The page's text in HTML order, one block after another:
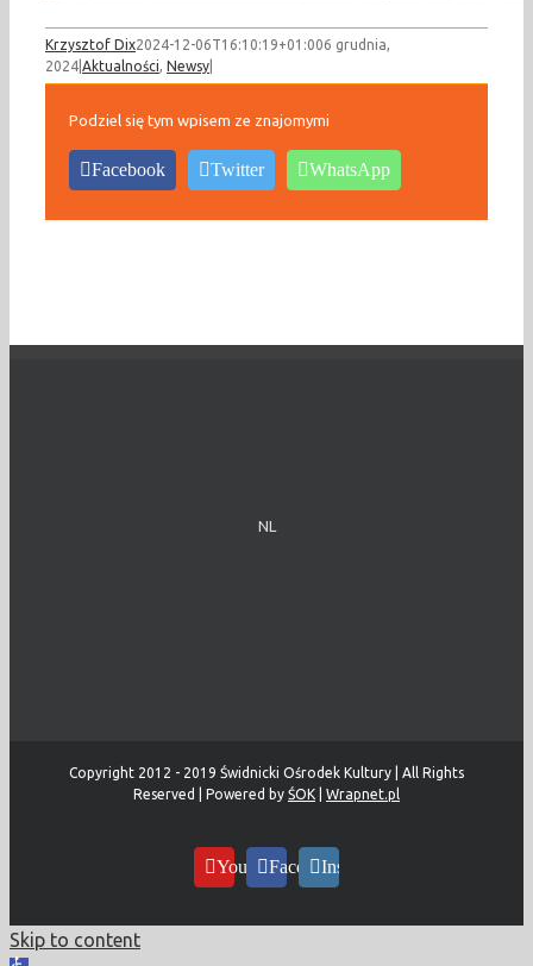
Krzysztof Dix2024-12-06T16:10:19+01:006 grudnia,
2024 Aktualności, Newsy
Podziel się tym wpisem ze znajomymi
Facebook Twitter WhatsApp
NL
Copyright 2012 - 2019 Świdnicki Ośrodek Kultury | All Rights
Reserved | Powered by ŚOK Wrapnet.pl
YouTubeFacebookInstagram
Skip to content